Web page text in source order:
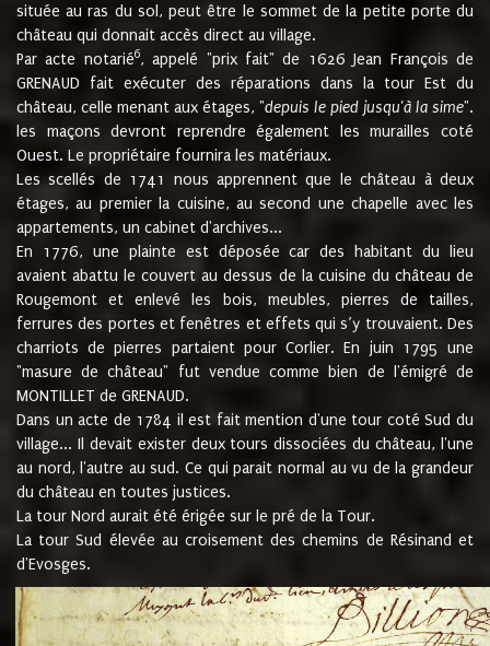
située au ras du sol, peut être le sommet de la petite porte du
château qui donnait accès direct au village.
Par acte notarié6, appelé "prix fait" de 1626 Jean François de
GRENAUD fait exécuter des réparations dans la tour Est du
château, celle menant aux étages, "depuis le pied jusqu'à la sime".
les maçons devront reprendre également les murailles coté
Ouest. Le propriétaire fournira les matériaux.
Les scellés de 1741 nous apprennent que le château à deux
étages, au premier la cuisine, au second une chapelle avec les
appartements, un cabinet d'archives...
En 1776, une plainte est déposée car des habitant du lieu
avaient abattu le couvert au dessus de la cuisine du château de
Rougemont et enlevé les bois, meubles, pierres de tailles,
ferrures des portes et fenêtres et effets qui s’y trouvaient. Des
charriots de pierres partaient pour Corlier. En juin 1795 une
"masure de château" fut vendue comme bien de l'émigré de
MONTILLET de GRENAUD.
Dans un acte de 1784 il est fait mention d'une tour coté Sud du
village... Il devait exister deux tours dissociées du château, l'une
au nord, l'autre au sud. Ce qui parait normal au vu de la grandeur
du château en toutes justices.
La tour Nord aurait été érigée sur le pré de la Tour.
La tour Sud élevée au croisement des chemins de Résinand et
d'Evosges.